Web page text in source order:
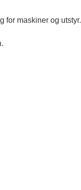
for maskiner og utstyr.